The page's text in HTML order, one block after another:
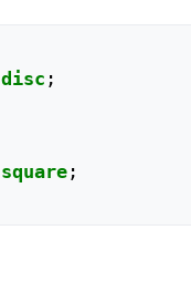
disc ;
square;